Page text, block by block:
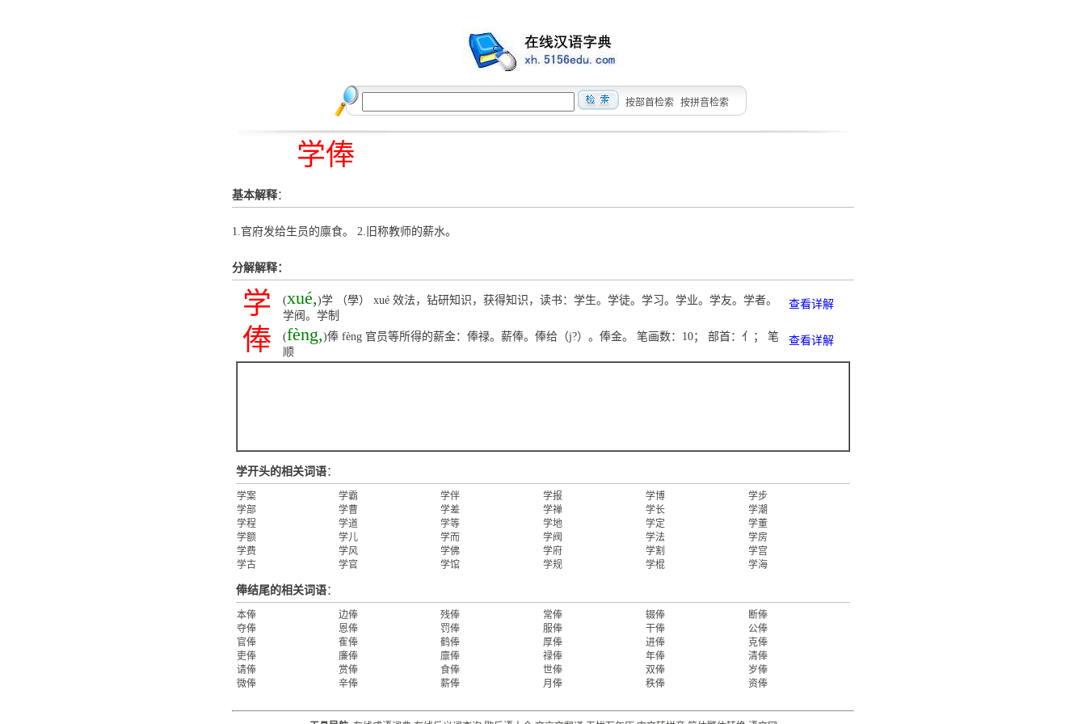
按部首检索 按拼音检索
学俸
基本解释：
1.官府发给生员的廪食。 2.旧称教师的薪水。
分解解释：
学 (xué,)学 （學） xué 效法，钻研知识，获得知识，读书：学生。学徒。学习。学业。学友。学者。
学阀。学制
查看详解
俸 (fèng,)俸 fèng 官员等所得的薪金：俸禄。薪俸。俸给（j?）。俸金。 笔画数：10； 部首：亻； 笔
顺
查看详解
学开头的相关词语：
学案 学霸 学伴 学报 学博
学步
学部
学曹 学差 学禅 学长
学潮
学程
学道 学等 学地 学定
学董
学额
学儿 学而 学阀 学法
学房
学费
学风 学佛 学府 学割
学宫
学古
学官 学馆 学规 学棍 学海
俸结尾的相关词语：
本俸 边俸 残俸 常俸 辍俸
断俸
夺俸
恩俸 罚俸 服俸 干俸
公俸
官俸
隺俸 鹤俸 厚俸 进俸
克俸
吏俸
廉俸 廪俸 禄俸 年俸
清俸
请俸
赏俸 食俸 世俸 双俸
岁俸
微俸
辛俸 薪俸 月俸 秩俸 资俸